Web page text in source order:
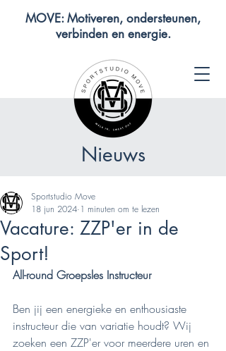
MOVE: Motiveren, ondersteunen,
verbinden en energie.
Nieuws
Vacature: ZZP'er in de
Sport!
Sportstudio Move
18 jun 2024 1 minuten om te lezen
All-round Groepsles Instructeur
Ben jij een energieke en enthousiaste
instructeur die van variatie houdt? Wij
zoeken een ZZP'er voor meerdere uren en